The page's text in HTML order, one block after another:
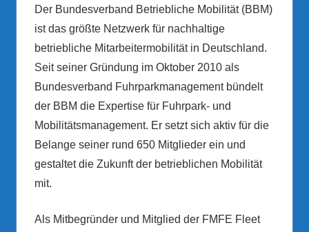
Der Bundesverband Betriebliche Mobilität (BBM)
ist das größte Netzwerk für nachhaltige
betriebliche Mitarbeitermobilität in Deutschland.
Seit seiner Gründung im Oktober 2010 als
Bundesverband Fuhrparkmanagement bündelt
der BBM die Expertise für Fuhrpark- und
Mobilitätsmanagement. Er setzt sich aktiv für die
Belange seiner rund 650 Mitglieder ein und
gestaltet die Zukunft der betrieblichen Mobilität
mit.
Als Mitbegründer und Mitglied der FMFE Fleet